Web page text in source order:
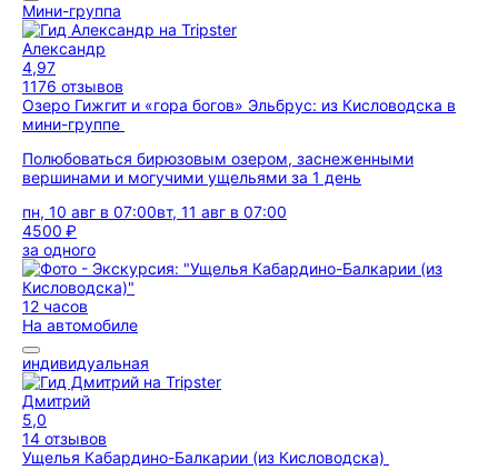
Мини-группа
Александр
4,97
1176 отзывов
Озеро Гижгит и «гора богов» Эльбрус: из Кисловодска в
мини-группе
Полюбоваться бирюзовым озером, заснеженными
вершинами и могучими ущельями за 1 день
пн, 10 авг в 07:00вт, 11 авг в 07:00
4500 ₽
за одного
12 часов
На автомобиле
индивидуальная
Дмитрий
5,0
14 отзывов
Ущелья Кабардино-Балкарии (из Кисловодска)